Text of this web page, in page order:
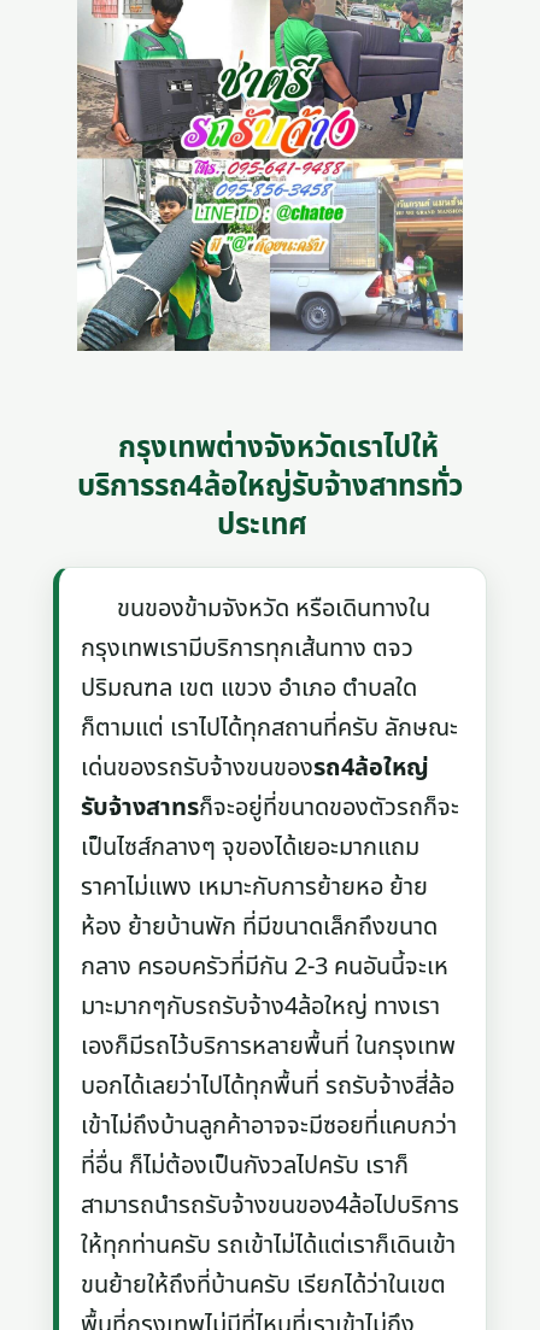
กรุงเทพต่างจังหวัดเราไปให้
บริการรถ4ล้อใหญ่รับจ้างสาทรทั่ว
ประเทศ
ขนของข้ามจังหวัด หรือเดินทางใน
กรุงเทพเรามีบริการทุกเส้นทาง ตจว
ปริมณฑล เขต แขวง อำเภอ ตำบลใด
ก็ตามแต่ เราไปได้ทุกสถานที่ครับ ลักษณะ
เด่นของรถรับจ้างขนของรถ4ล้อใหญ่
รับจ้างสาทรก็จะอยู่ที่ขนาดของตัวรถก็จะ
เป็นไซส์กลางๆ จุของได้เยอะมากแถม
ราคาไม่แพง เหมาะกับการย้ายหอ ย้าย
ห้อง ย้ายบ้านพัก ที่มีขนาดเล็กถึงขนาด
กลาง ครอบครัวที่มีกัน 2-3 คนอันนี้จะเห
มาะมากๆกับรถรับจ้าง4ล้อใหญ่ ทางเรา
เองก็มีรถไว้บริการหลายพื้นที่ ในกรุงเทพ
บอกได้เลยว่าไปได้ทุกพื้นที่ รถรับจ้างสี่ล้อ
เข้าไม่ถึงบ้านลูกค้าอาจจะมีซอยที่แคบกว่า
ที่อื่น ก็ไม่ต้องเป็นกังวลไปครับ เราก็
สามารถนำรถรับจ้างขนของ4ล้อไปบริการ
ให้ทุกท่านครับ รถเข้าไม่ได้แต่เราก็เดินเข้า
ขนย้ายให้ถึงที่บ้านครับ เรียกได้ว่าในเขต